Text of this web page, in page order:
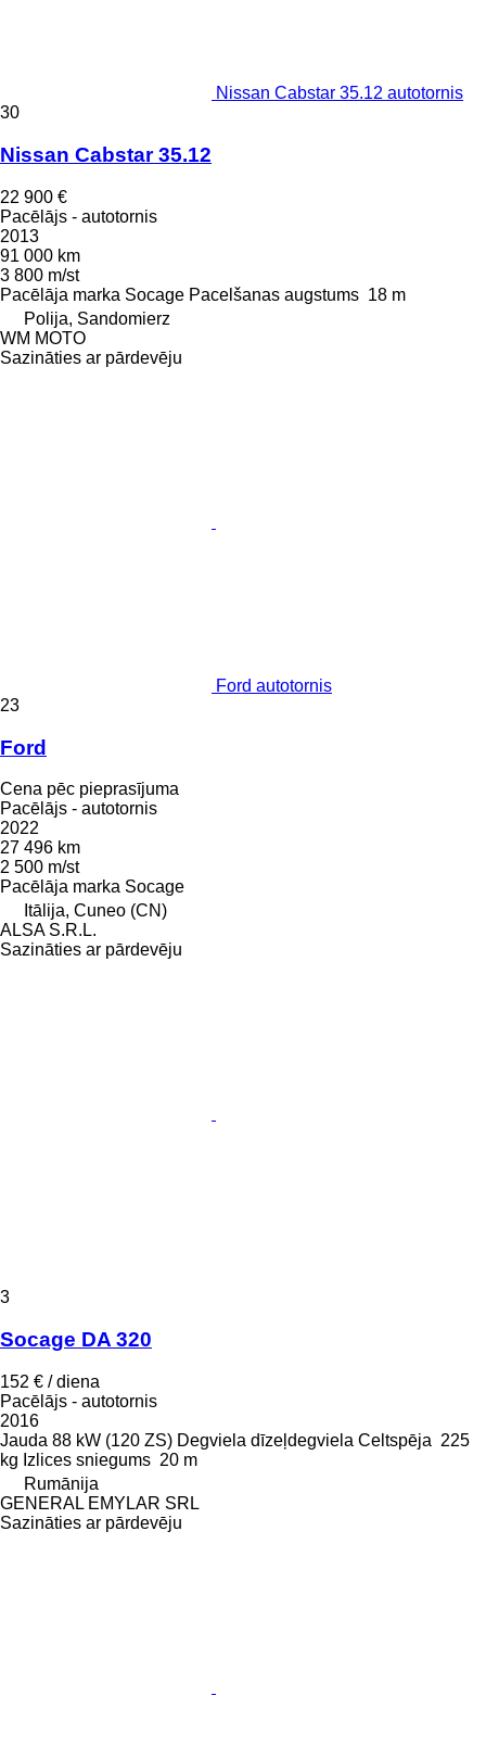
Nissan Cabstar 35.12 autotornis
30
Nissan Cabstar 35.12
22 900 €
Pacēlājs - autotornis
2013
91 000 km
3 800 m/st
Pacēlāja marka Socage Pacelšanas augstums 18 m
Polija, Sandomierz
WM MOTO
Sazināties ar pārdevēju
Ford autotornis
23
Ford
Cena pēc pieprasījuma
Pacēlājs - autotornis
2022
27 496 km
2 500 m/st
Pacēlāja marka Socage
Itālija, Cuneo (CN)
ALSA S.R.L.
Sazināties ar pārdevēju
3
Socage DA 320
152 € / diena
Pacēlājs - autotornis
2016
Jauda 88 kW (120 ZS) Degviela dīzeļdegviela Celtspēja 225
kg Izlices sniegums 20 m
Rumānija
GENERAL EMYLAR SRL
Sazināties ar pārdevēju